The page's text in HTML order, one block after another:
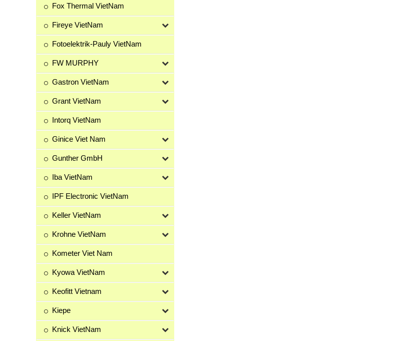
Fox Thermal VietNam
Fireye VietNam
Fotoelektrik-Pauly VietNam
FW MURPHY
Gastron VietNam
Grant VietNam
Intorq VietNam
Ginice Viet Nam
Gunther GmbH
Iba VietNam
IPF Electronic VietNam
Keller VietNam
Krohne VietNam
Kometer Viet Nam
Kyowa VietNam
Keofitt Vietnam
Kiepe
Knick VietNam